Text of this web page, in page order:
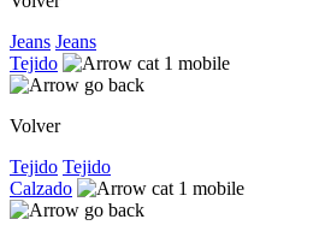
Jeans Jeans
Tejido
Volver
Tejido Tejido
Calzado